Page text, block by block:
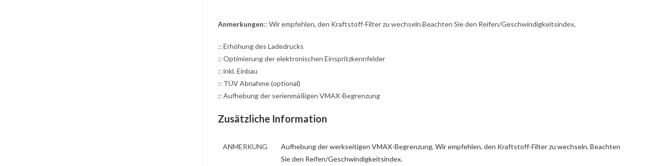
Anmerkungen:: Wir empfehlen, den Kraftstoff-Filter zu wechseln.Beachten Sie den Reifen/Geschwindigkeitsindex.
:: Erhöhung des Ladedrucks
:: Optimierung der elektronischen Einspritzkennfelder
:: inkl. Einbau
:: TÜV Abnahme (optional)
:: Aufhebung der serienmäßigen VMAX-Begrenzung
Zusätzliche Information
ANMERKUNG Aufhebung der werkseitigen VMAX-Begrenzung, Wir empfehlen, den Kraftstoff-Filter zu wechseln. Beachten
Sie den Reifen/Geschwindigkeitsindex.